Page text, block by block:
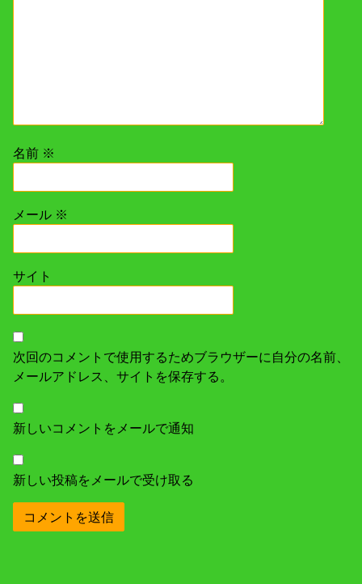
名前 ※
メール ※
サイト
次回のコメントで使用するためブラウザーに自分の名前、
メールアドレス、サイトを保存する。
新しいコメントをメールで通知
新しい投稿をメールで受け取る